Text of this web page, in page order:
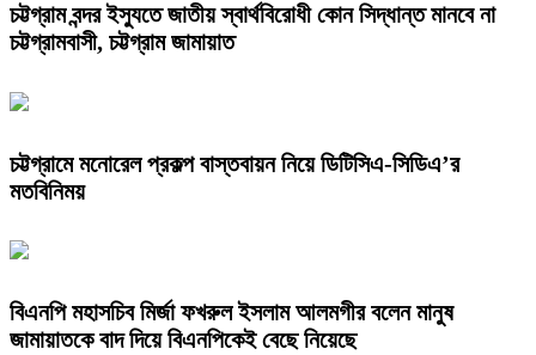
চট্টগ্রাম বন্দর ইস্যুতে জাতীয় স্বার্থবিরোধী কোন সিদ্ধান্ত মানবে না
চট্টগ্রামবাসী, চট্টগ্রাম জামায়াত
চট্টগ্রামে মনোরেল প্রকল্প বাস্তবায়ন নিয়ে ডিটিসিএ-সিডিএ’র
মতবিনিময়
বিএনপি মহাসচিব মির্জা ফখরুল ইসলাম আলমগীর বলেন মানুষ
জামায়াতকে বাদ দিয়ে বিএনপিকেই বেছে নিয়েছে